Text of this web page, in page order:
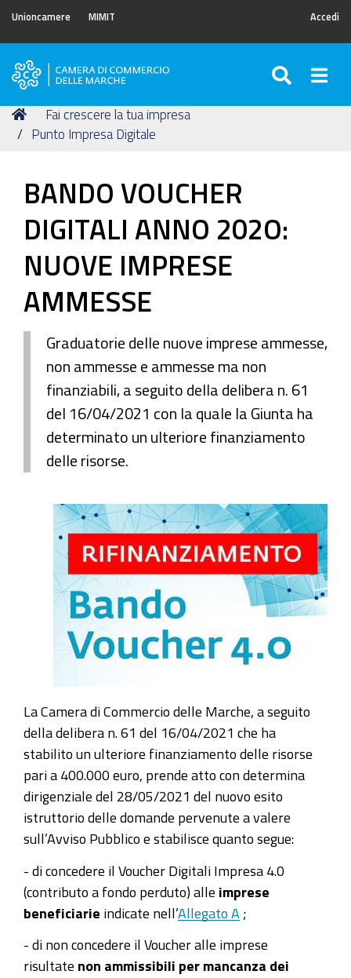
Unioncamere MIMIT Accedi
Camera
Commercio
delle
Tu
sei
Home
Fai crescere la tua impresa
Punto Impresa Digitale
BANDO VOUCHER
DIGITALI ANNO 202O:
NUOVE IMPRESE
AMMESSE
Graduatorie delle nuove imprese ammesse,
non ammesse e ammesse ma non
finanziabili, a seguito della delibera n. 61
del 16/04/2021 con la quale la Giunta ha
determinato un ulteriore finanziamento
delle risorse.
La Camera di Commercio delle Marche, a seguito
della delibera n. 61 del 16/04/2021 che ha
stabilito un ulteriore finanziamento delle risorse
pari a 400.000 euro, prende atto con determina
dirigenziale del 28/05/2021 del nuovo esito
istruttorio delle domande pervenute a valere
sull’Avviso Pubblico e stabilisce quanto segue:
- di concedere il Voucher Digitali Impresa 4.0
(contributo a fondo perduto) alle imprese
beneficiarie indicate nell’Allegato A ;
- di non concedere il Voucher alle imprese
risultate non ammissibili per mancanza dei